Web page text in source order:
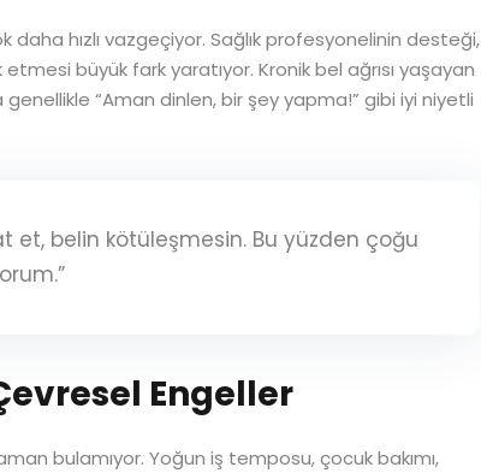
daha hızlı vazgeçiyor. Sağlık profesyonelinin desteği,
büyük fark yaratıyor. Kronik bel ağrısı yaşayan
“Aman dinlen, bir şey yapma!” gibi iyi niyetli
et, belin kötüleşmesin. Bu yüzden çoğu
Engeller
bulamıyor. Yoğun iş temposu, çocuk bakımı,